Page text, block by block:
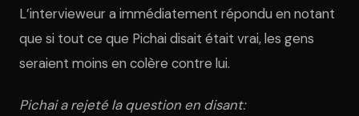
L’intervieweur a immédiatement répondu en notant
que si tout ce que Pichai disait était vrai, les gens
seraient moins en colère contre lui.
Pichai a rejeté la question en disant: